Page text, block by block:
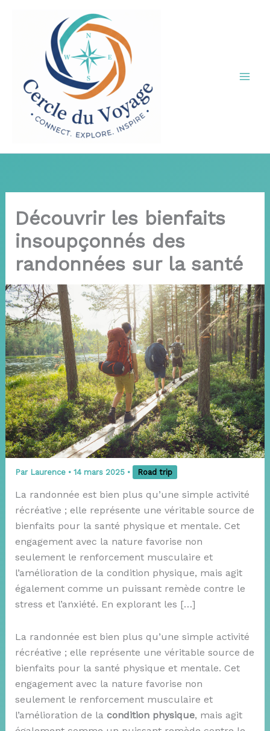
Découvrir les bienfaits
insoupçonnés des
randonnées sur la santé
Par Laurence • 14 mars 2025 • Road trip
La randonnée est bien plus qu’une simple activité
récréative ; elle représente une véritable source de
bienfaits pour la santé physique et mentale. Cet
engagement avec la nature favorise non
seulement le renforcement musculaire et
l’amélioration de la condition physique, mais agit
également comme un puissant remède contre le
stress et l’anxiété. En explorant les […]
La randonnée est bien plus qu’une simple activité
récréative ; elle représente une véritable source de
bienfaits pour la santé physique et mentale. Cet
engagement avec la nature favorise non
seulement le renforcement musculaire et
l’amélioration de la condition physique, mais agit